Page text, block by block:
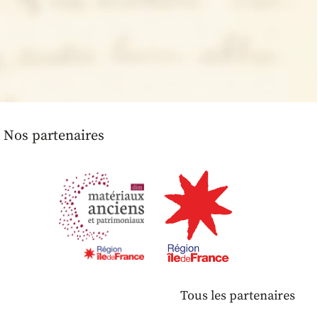
Nos partenaires
Tous les partenaires